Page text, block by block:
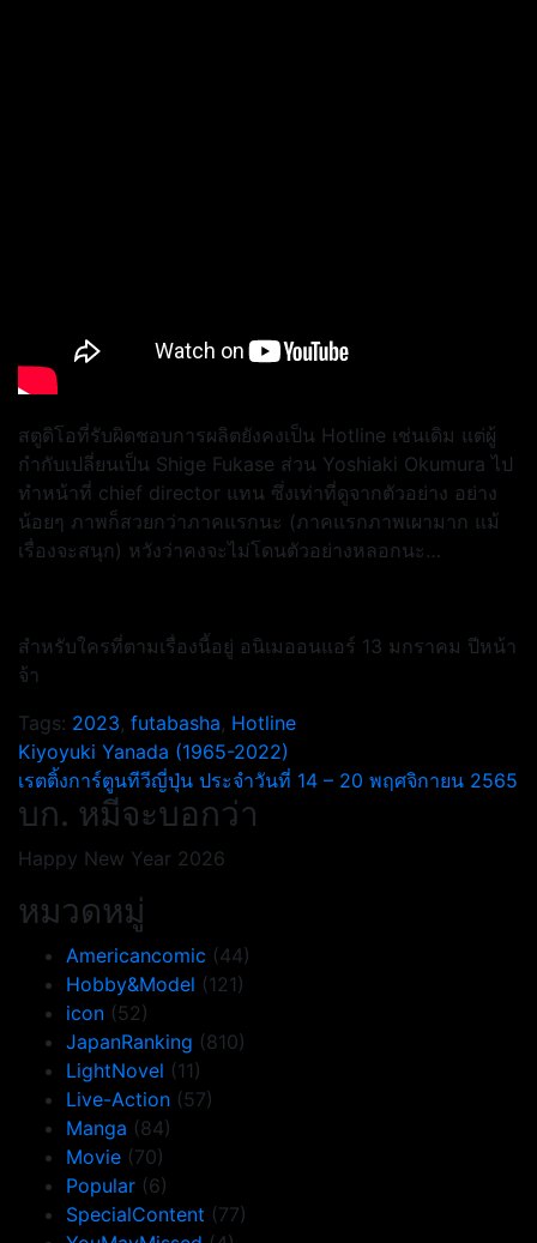
สตูดิโอที่รับผิดชอบการผลิตยังคงเป็น Hotline เช่นเดิม แต่ผู้
กำกับเปลี่ยนเป็น Shige Fukase ส่วน Yoshiaki Okumura ไป
ทำหน้าที่ chief director แทน ซึ่งเท่าที่ดูจากตัวอย่าง อย่าง
น้อยๆ ภาพก็สวยกว่าภาคแรกนะ (ภาคแรกภาพเผามาก แม้
เรื่องจะสนุก) หวังว่าคงจะไม่โดนตัวอย่างหลอกนะ…
สำหรับใครที่ตามเรื่องนี้อยู่ อนิเมออนแอร์ 13 มกราคม ปีหน้า
จ้า
Tags: 2023, futabasha, Hotline
แนะแนว
เรื่อง
Kiyoyuki Yanada (1965-2022)
เรตติ้งการ์ตูนทีวีญี่ปุ่น ประจำวันที่ 14 – 20 พฤศจิกายน 2565
บก. หมีจะบอกว่า
Happy New Year 2026
หมวดหมู่
Americancomic (44)
Hobby&Model (121)
icon (52)
JapanRanking (810)
LightNovel (11)
Live-Action (57)
Manga (84)
Movie (70)
Popular (6)
SpecialContent (77)